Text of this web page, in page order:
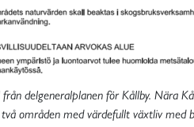
delgeneralplanen för Kållby. Nära
områden med värdefullt växtliv med